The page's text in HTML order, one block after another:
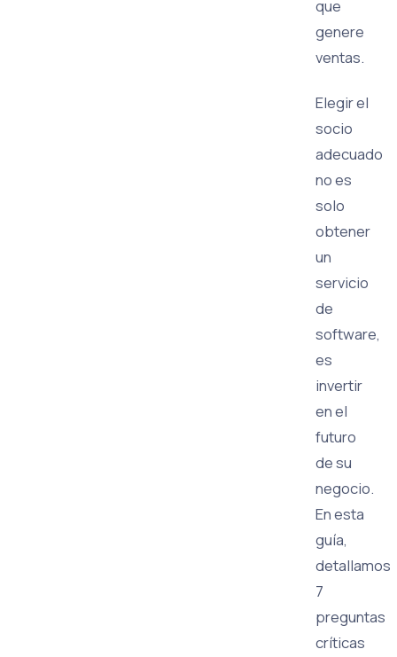
que
genere
ventas.
Elegir el
socio
adecuado
no es
solo
obtener
un
servicio
de
software,
es
invertir
en el
futuro
de su
negocio.
En esta
guía,
detallamos
7
preguntas
críticas